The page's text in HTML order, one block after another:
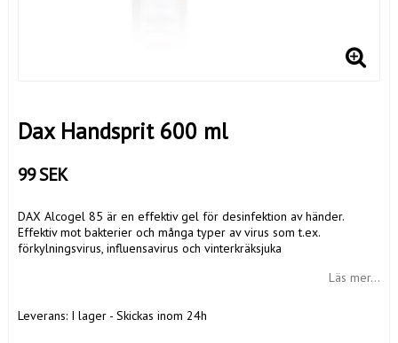
Dax Handsprit 600 ml
99 SEK
DAX Alcogel 85 är en effektiv gel för desinfektion av händer.
Effektiv mot bakterier och många typer av virus som t.ex.
förkylningsvirus, influensavirus och vinterkräksjuka
Läs mer...
Leverans: I lager - Skickas inom 24h